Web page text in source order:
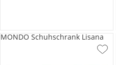
MONDO Schuhschrank Lisana